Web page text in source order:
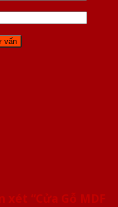
“Cửa Gỗ MDF